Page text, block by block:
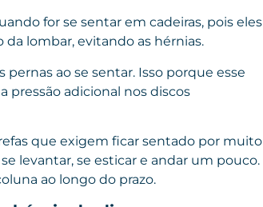
for se sentar em cadeiras, pois eles
lombar, evitando as hérnias.
ao se sentar. Isso porque esse
pressão adicional nos discos
que exigem ficar sentado por muito
levantar, se esticar e andar um pouco.
ao longo do prazo.